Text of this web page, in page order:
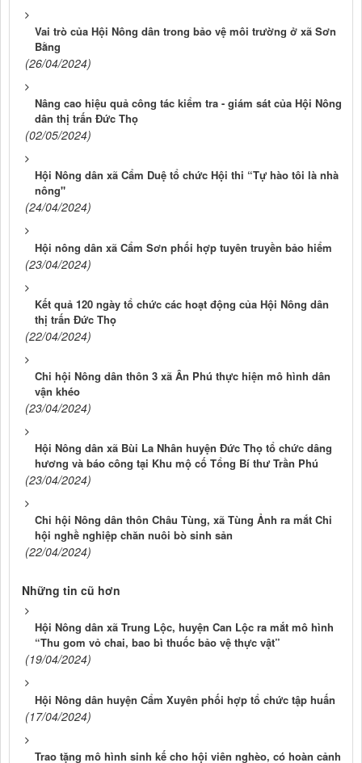
Vai trò của Hội Nông dân trong bảo vệ môi trường ở xã Sơn
Bằng
(26/04/2024)
Nâng cao hiệu quả công tác kiểm tra - giám sát của Hội Nông
dân thị trấn Đức Thọ
(02/05/2024)
Hội Nông dân xã Cẩm Duệ tổ chức Hội thi “Tự hào tôi là nhà
nông"
(24/04/2024)
Hội nông dân xã Cẩm Sơn phối hợp tuyên truyền bảo hiểm
(23/04/2024)
Kết quả 120 ngày tổ chức các hoạt động của Hội Nông dân
thị trấn Đức Thọ
(22/04/2024)
Chi hội Nông dân thôn 3 xã Ân Phú thực hiện mô hình dân
vận khéo
(23/04/2024)
Hội Nông dân xã Bùi La Nhân huyện Đức Thọ tổ chức dâng
hương và báo công tại Khu mộ cố Tổng Bí thư Trần Phú
(23/04/2024)
Chi hội Nông dân thôn Châu Tùng, xã Tùng Ảnh ra mắt Chi
hội nghề nghiệp chăn nuôi bò sinh sản
(22/04/2024)
Những tin cũ hơn
Hội Nông dân xã Trung Lộc, huyện Can Lộc ra mắt mô hình
“Thu gom vỏ chai, bao bì thuốc bảo vệ thực vật”
(19/04/2024)
Hội Nông dân huyện Cẩm Xuyên phối hợp tổ chức tập huấn
(17/04/2024)
Trao tặng mô hình sinh kế cho hội viên nghèo, có hoàn cảnh